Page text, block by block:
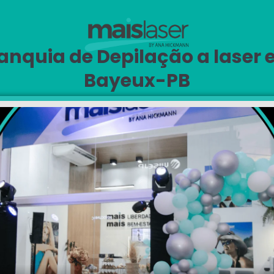
de Depilação a laser
Bayeux-PB